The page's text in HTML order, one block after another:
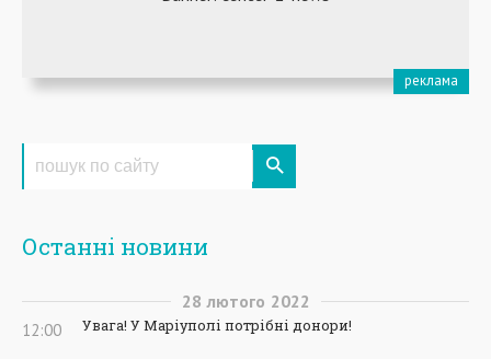
Останні новини
28 лютого 2022
12:00 Увага! У Маріуполі потрібні донори!